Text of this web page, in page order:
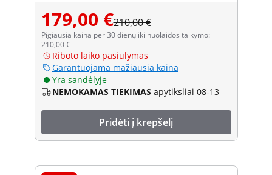
179,00 €210,00 €
Pigiausia kaina per 30 dienų iki nuolaidos taikymo:
210,00 €
Riboto laiko pasiūlymas
Garantuojama mažiausia kaina
Yra sandėlyje
NEMOKAMAS TIEKIMAS apytiksliai 08-13
Pridėti į krepšelį